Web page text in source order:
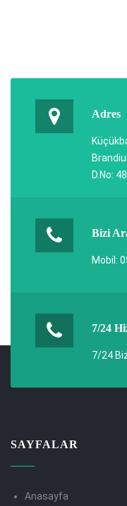
Adres
D.No:
Bizi
Mobil:
7/24
7/24
SAYFALAR
Anasayfa